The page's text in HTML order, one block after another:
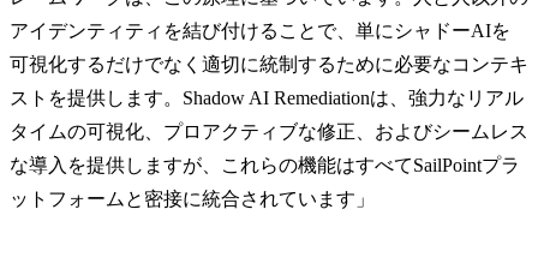
アイデンティティを結び付けることで、単にシャドーAIを
可視化するだけでなく適切に統制するために必要なコンテキ
ストを提供します。Shadow AI Remediationは、強力なリアル
タイムの可視化、プロアクティブな修正、およびシームレス
な導入を提供しますが、これらの機能はすべてSailPointプラ
ットフォームと密接に統合されています」